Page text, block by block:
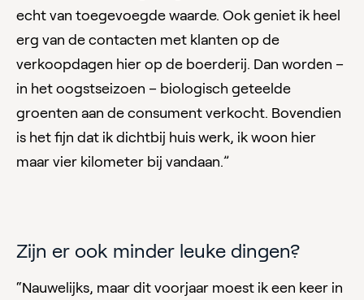
echt van toegevoegde waarde. Ook geniet ik heel
erg van de contacten met klanten op de
verkoopdagen hier op de boerderij. Dan worden –
in het oogstseizoen – biologisch geteelde
groenten aan de consument verkocht. Bovendien
is het fijn dat ik dichtbij huis werk, ik woon hier
maar vier kilometer bij vandaan.”
Zijn er ook minder leuke dingen?
“Nauwelijks, maar dit voorjaar moest ik een keer in